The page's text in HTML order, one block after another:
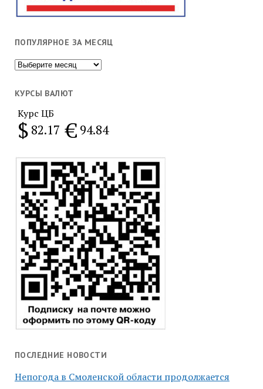
ПОПУЛЯРНОЕ ЗА МЕСЯЦ
Популярное
месяц
КУРСЫ ВАЛЮТ
Курс ЦБ
$ 82.17 € 94.84
ПОСЛЕДНИЕ НОВОСТИ
Непогода в Смоленской области продолжается